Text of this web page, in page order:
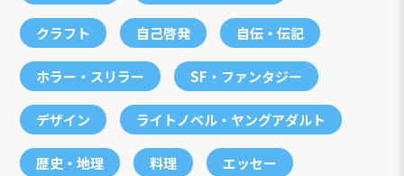
クラフト 自己啓発 自伝・伝記
ホラー・スリラー SF・ファンタジー
デザイン ライトノベル・ヤングアダルト
歴史・地理 料理 エッセー